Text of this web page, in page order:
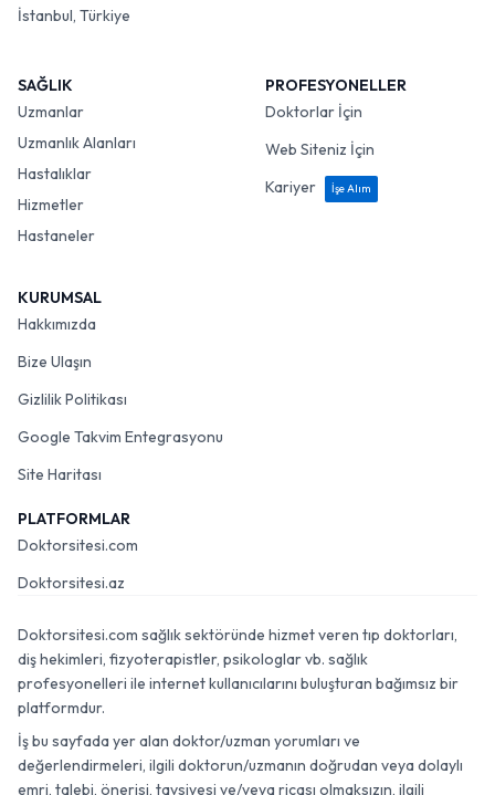
İstanbul, Türkiye
SAĞLIK
Uzmanlar
Uzmanlık Alanları
Hastalıklar
Hizmetler
Hastaneler
PROFESYONELLER
Doktorlar İçin
Web Siteniz İçin
Kariyer
İşe Alım
KURUMSAL
Hakkımızda
Bize Ulaşın
Gizlilik Politikası
Google Takvim Entegrasyonu
Site Haritası
PLATFORMLAR
Doktorsitesi.com
Doktorsitesi.az
Doktorsitesi.com sağlık sektöründe hizmet veren tıp doktorları,
diş hekimleri, fizyoterapistler, psikologlar vb. sağlık
profesyonelleri ile internet kullanıcılarını buluşturan bağımsız bir
platformdur.
İş bu sayfada yer alan doktor/uzman yorumları ve
değerlendirmeleri, ilgili doktorun/uzmanın doğrudan veya dolaylı
emri, talebi, önerisi, tavsiyesi ve/veya ricası olmaksızın, ilgili